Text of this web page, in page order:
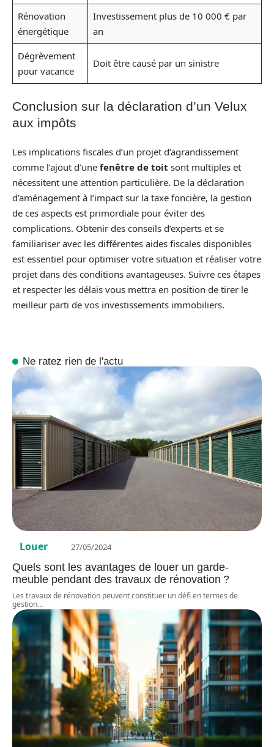
Rénovation
énergétique
Investissement plus de 10 000 € par
an
Dégrèvement
pour vacance
Doit être causé par un sinistre
Conclusion sur la déclaration d’un Velux
aux impôts
Les implications fiscales d’un projet d’agrandissement
comme l’ajout d’une fenêtre de toit sont multiples et
nécessitent une attention particulière. De la déclaration
d’aménagement à l’impact sur la taxe foncière, la gestion
de ces aspects est primordiale pour éviter des
complications. Obtenir des conseils d’experts et se
familiariser avec les différentes aides fiscales disponibles
est essentiel pour optimiser votre situation et réaliser votre
projet dans des conditions avantageuses. Suivre ces étapes
et respecter les délais vous mettra en position de tirer le
meilleur parti de vos investissements immobiliers.
Ne ratez rien de l'actu
Louer 27/05/2024
Quels sont les avantages de louer un garde-
meuble pendant des travaux de rénovation ?
Les travaux de rénovation peuvent constituer un défi en termes de
gestion…